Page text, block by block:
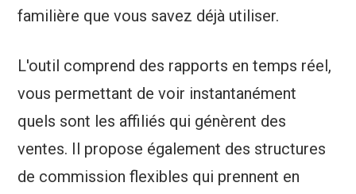
familière que vous savez déjà utiliser.
L'outil comprend des rapports en temps réel,
vous permettant de voir instantanément
quels sont les affiliés qui génèrent des
ventes. Il propose également des structures
de commission flexibles qui prennent en